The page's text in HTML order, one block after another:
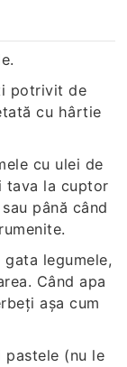
potrivit de
cu hârtie
cu ulei de
tava la cuptor
până când
legumele,
Când apa
aşa cum
pastele (nu le